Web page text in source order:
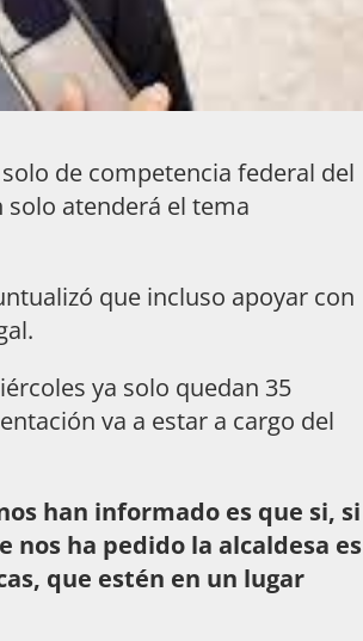
de competencia federal del
atenderá el tema
que incluso apoyar con
ya solo quedan 35
va a estar a cargo del
han informado es que si, si
ha pedido la alcaldesa es
que estén en un lugar